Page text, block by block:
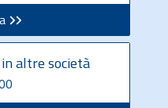
altre società